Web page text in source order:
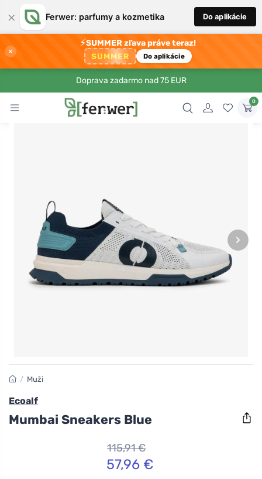
× Ferwer: parfumy a kozmetika Do aplikácie
×
⚡SUMMER zľava práve teraz!
SUMMER Do aplikácie
Doprava zadarmo nad 75 EUR
0
›
/ Muži
Ecoalf
Mumbai Sneakers Blue
115,91 €
57,96 €